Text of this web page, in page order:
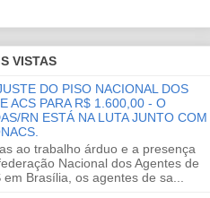
VISTAS
DO PISO NACIONAL DOS
ACS PARA R$ 1.600,00 - O
RN ESTÁ NA LUTA JUNTO COM
ao trabalho árduo e a presença
Nacional dos Agentes de
Brasília, os agentes de sa...